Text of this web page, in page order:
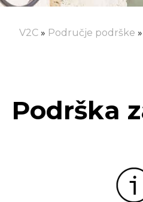
V2C » Područje podrške »
Podrška